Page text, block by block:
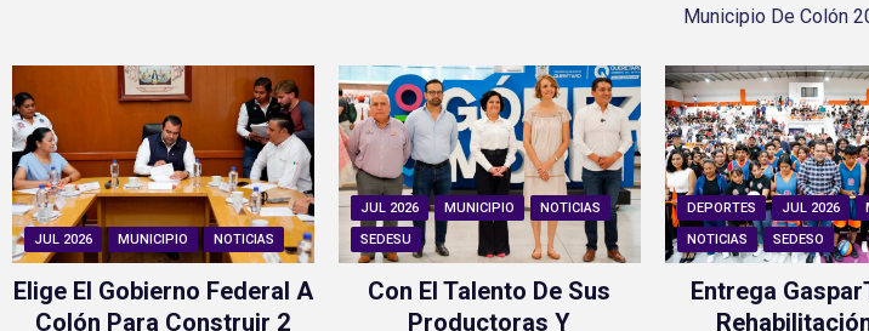
Municipio De Colón
JUL 2026 MUNICIPIO NOTICIAS
Elige El Gobierno Federal A
Colón Para Construir 2
JUL 2026 MUNICIPIO
NOTICIAS
SEDESU
Con El Talento De Sus
Productoras Y
DEPORTES JUL 2026
NOTICIAS
SEDESO
Entrega